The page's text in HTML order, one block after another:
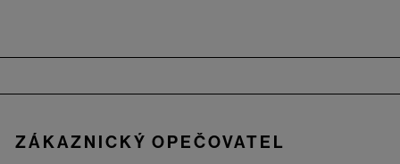
ZÁKAZNICKÝ OPEČOVATEL